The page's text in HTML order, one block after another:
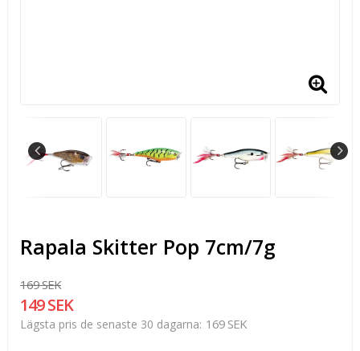
Rapala Skitter Pop 7cm/7g
169 SEK
149 SEK
Lägsta pris de senaste 30 dagarna 169 SEK